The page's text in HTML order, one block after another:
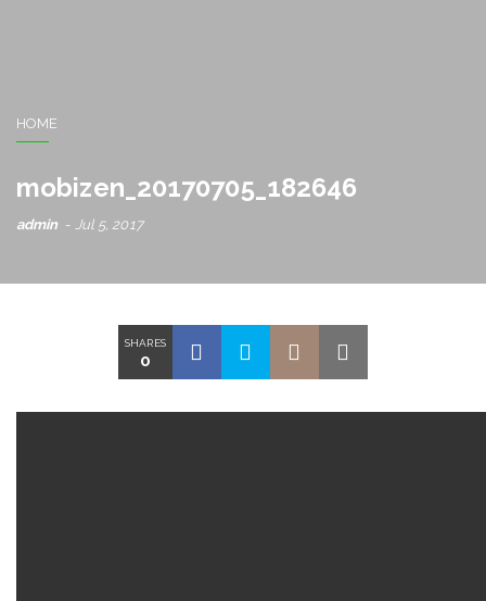
HOME
mobizen_20170705_182646
admin Jul 5, 2017
SHARES
0